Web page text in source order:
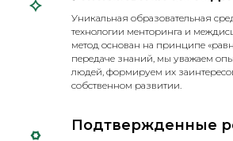
Уникальная образовательная
технологии менторинга и
метод основан на принципе
передаче знаний, мы уважаем
людей, формируем их
собственном развитии.
Подтвержденные